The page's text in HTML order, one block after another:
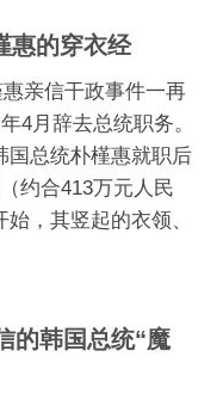
惠的穿衣经
亲信干政事件一再
4月辞去总统职务。
国总统朴槿惠就职后
约合413万元人民
，其竖起的衣领、
的韩国总统“魔